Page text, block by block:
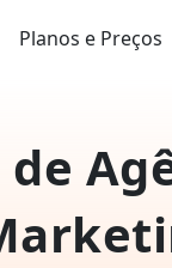
Planos e Preços